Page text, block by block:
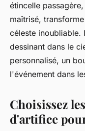
étincelle
maîtrisé,
céleste inoubliable.
dessinant dans le
personnalisé, un
l'événement dans
Choisissez
d'artifice